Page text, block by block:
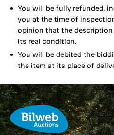
You will be fully refunded,
you at the time of
opinion that the
its real condition.
You will be debited the
the item at its place of